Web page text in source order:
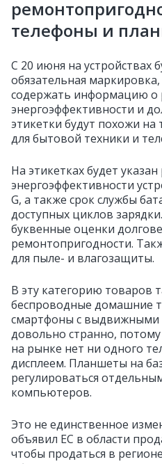
телефоны и
С 20 июня на устройствах
обязательная
содержать информацию о
энергоэффективности и
этикетки будут похожи на
для бытовой техники и
На этикетках будет
энергоэффективности
G, а также срок службы
доступных циклов
буквенные оценки
ремонтопригодности.
для пыле- и влагозащиты.
В эту категорию товаров
беспроводные домашние
смартфоны с выдвижными
довольно странно,
на рынке нет ни одного
дисплеем. Планшеты на
регулироваться
компьютеров.
Это не единственное
объявил ЕС в области
чтобы продаться в